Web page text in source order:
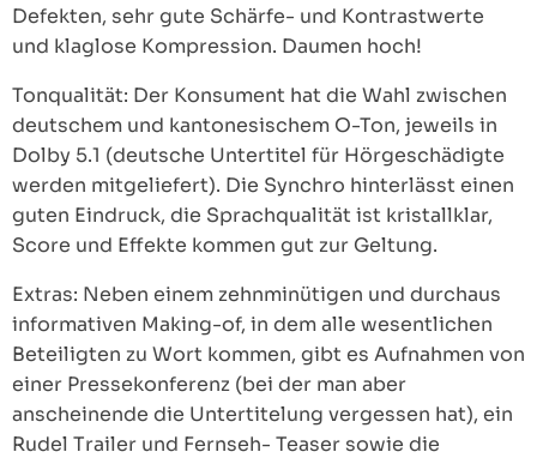
Defekten, sehr gute Schärfe- und Kontrastwerte
und klaglose Kompression. Daumen hoch!
Tonqualität: Der Konsument hat die Wahl zwischen
deutschem und kantonesischem O-Ton, jeweils in
Dolby 5.1 (deutsche Untertitel für Hörgeschädigte
werden mitgeliefert). Die Synchro hinterlässt einen
guten Eindruck, die Sprachqualität ist kristallklar,
Score und Effekte kommen gut zur Geltung.
Extras: Neben einem zehnminütigen und durchaus
informativen Making-of, in dem alle wesentlichen
Beteiligten zu Wort kommen, gibt es Aufnahmen von
einer Pressekonferenz (bei der man aber
anscheinende die Untertitelung vergessen hat), ein
Rudel Trailer und Fernseh- Teaser sowie die